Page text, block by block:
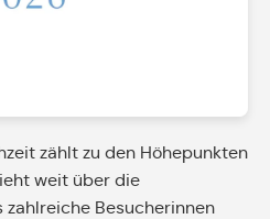
zählt zu den Höhepunkten
weit über die
zahlreiche Besucherinnen